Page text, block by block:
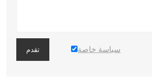
تقدم سياسة خاصة